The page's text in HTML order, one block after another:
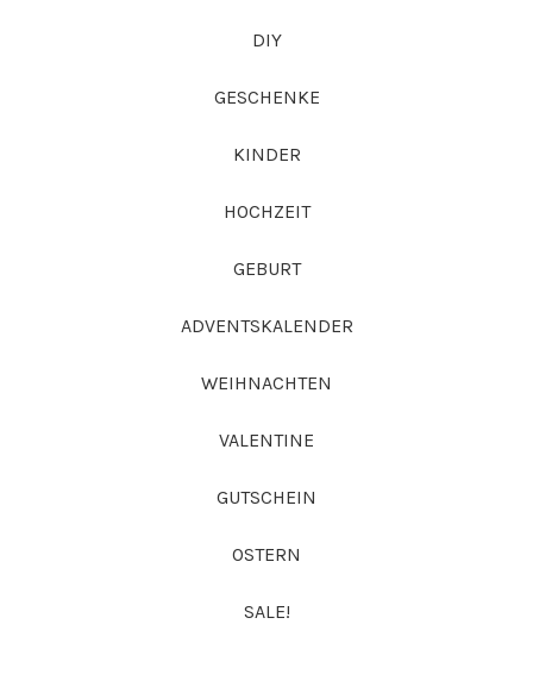
DIY
GESCHENKE
KINDER
HOCHZEIT
GEBURT
ADVENTSKALENDER
WEIHNACHTEN
VALENTINE
GUTSCHEIN
OSTERN
SALE!